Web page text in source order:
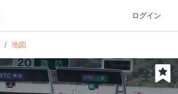
ログイン
地図